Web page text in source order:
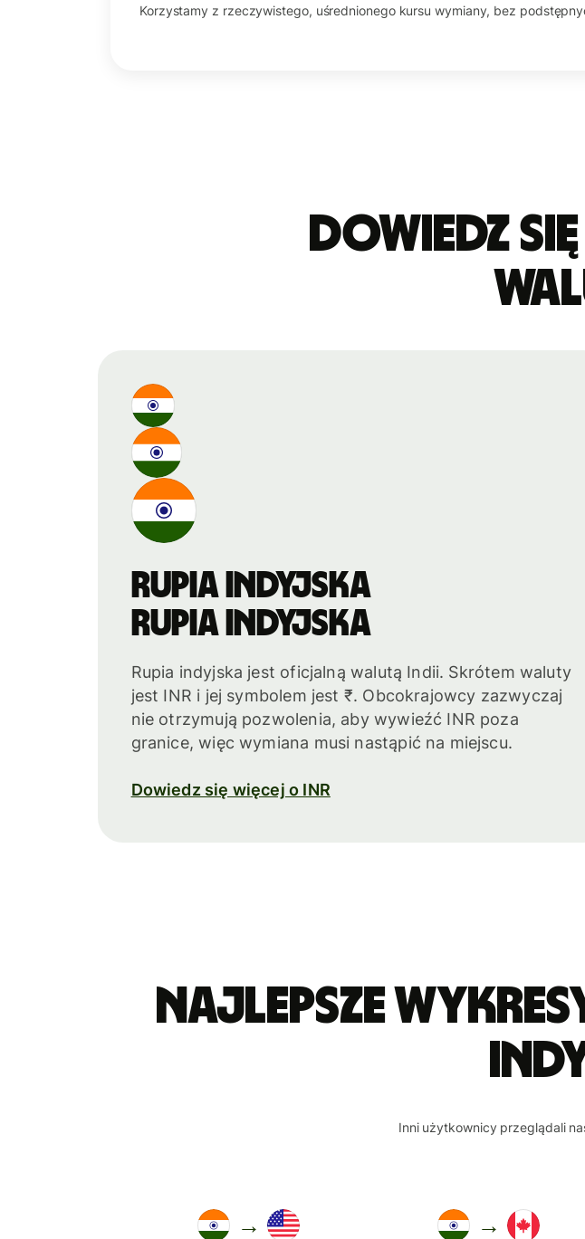
Korzystamy z rzeczywistego, uśrednionego kursu wymiany, bez
Dowiedz
Rupia indyjska
Rupia indyjska
Rupia indyjska jest oficjalną walutą Indii. Skrótem waluty
jest INR i jej symbolem jest ₹. Obcokrajowcy zazwyczaj
nie otrzymują pozwolenia, aby wywieźć INR poza
granice, więc wymiana musi nastąpić na miejscu.
Dowiedz się więcej o INR
Najlepsze
Inni użytkownicy przeglądali
→ →